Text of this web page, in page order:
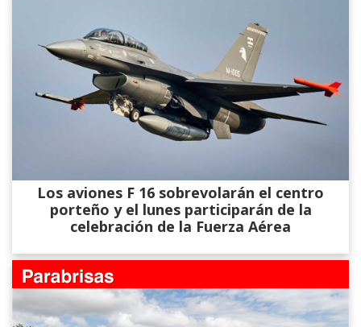
Los aviones F 16 sobrevolarán el centro
porteño y el lunes participarán de la
celebración de la Fuerza Aérea